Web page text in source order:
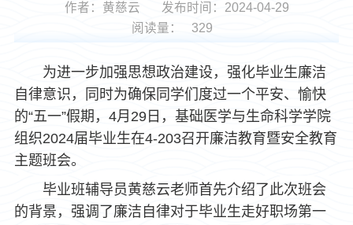
作者：黄慈云
发布时间：2024-04-29
阅读量：
329
为进一步加强思想政治建设，强化毕业生廉洁
自律意识，同时为确保同学们度过一个平安、愉快
的“五一”假期，4月29日，基础医学与生命科学学院
组织2024届毕业生在4-203召开廉洁教育暨安全教育
主题班会。
毕业班辅导员黄慈云老师首先介绍了此次班会
的背景，强调了廉洁自律对于毕业生走好职场第一